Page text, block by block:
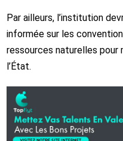
Par ailleurs, l’institution
informée sur les
ressources naturelles pour
l’État.